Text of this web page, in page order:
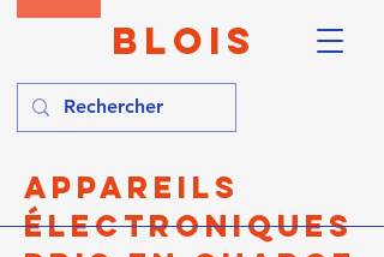
BLOIS
Appareils
électroniques